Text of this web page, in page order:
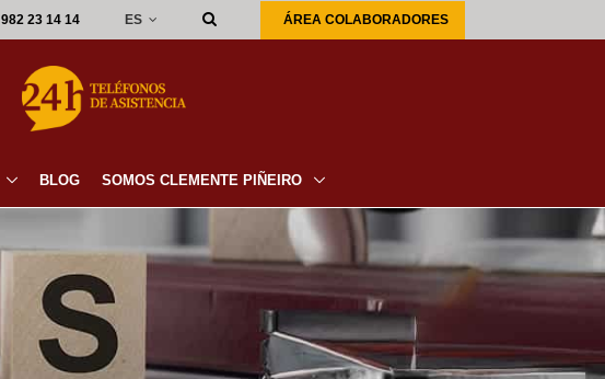
982 23 14 14 ES ÁREA COLABORADORES
BLOG SOMOS CLEMENTE PIÑEIRO